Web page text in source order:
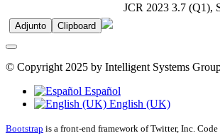
JCR 2023 3.7 (Q1),
Adjunto Clipboard
© Copyright 2025 by Intelligent Systems
Español
English (UK)
Bootstrap is a front-end framework of Twitter, Inc.